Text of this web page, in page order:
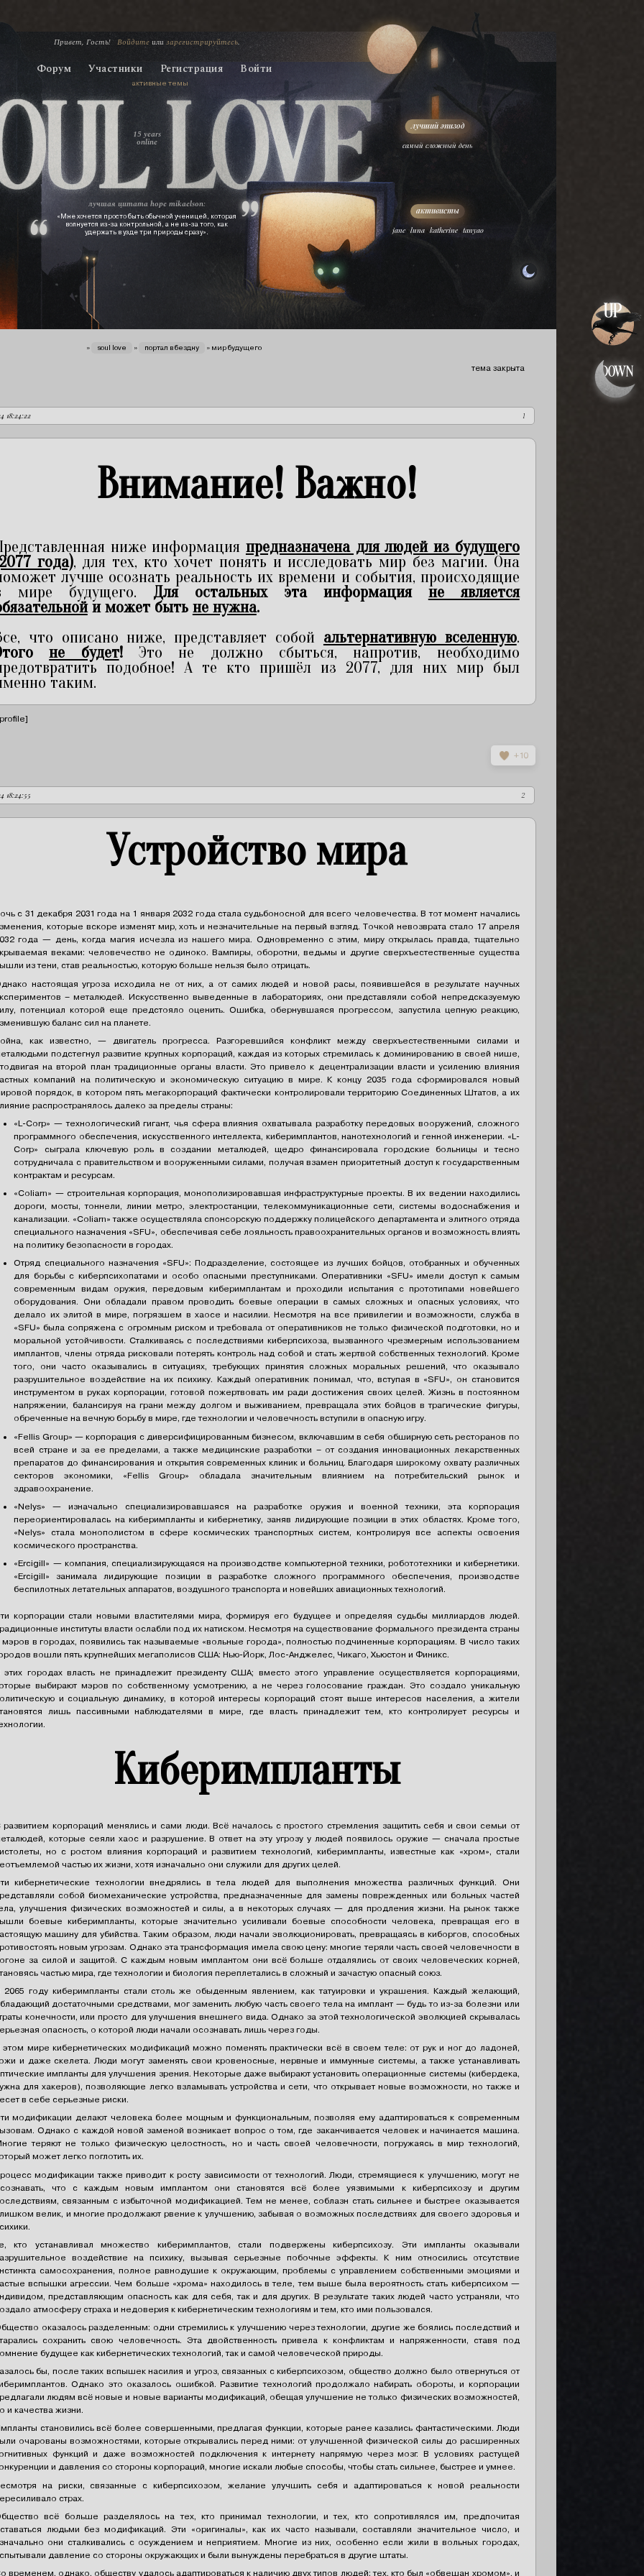
Форум Участники Регистрация Войти
активные темы
лучшая цитатаhope mikaelson:
«Мне хочется просто быть обычной ученицей, которая
волнуется из‑за контрольной, а не из‑за того, как
удержать в узде три природы сразу».
jane , luna,katherine , tanyao
самый сложный день
15 years
online
Привет, Гость! Войдитеилизарегистрируйтесь.
вы здесь
» soul love » портал в бездну » мир будущего
тема закрыта
1
18:24:22
Внимание! Важно!
ниже информация предназначена для людей из будущего
года), для тех, кто хочет понять и исследовать мир без магии. Она
лучше осознать реальность их времени и события, происходящие
мире будущего. Для остальных эта информация не является
и может быть не нужна.
что описано ниже, представляет собой альтернативную вселенную.
не будет!Это не должно сбыться, напротив, необходимо
подобное! А те кто пришёл из 2077, для них мир был
таким.
+10
2
18:24:55
Устройство мира
с 31 декабря 2031 года на 1 января 2032 года стала судьбоносной для всего человечества. В тот момент начались
которые вскоре изменят мир, хоть и незначительные на первый взгляд. Точкой невозврата стало 17 апреля
года — день, когда магия исчезла из нашего мира. Одновременно с этим, миру открылась правда, тщательно
веками: человечество не одиноко. Вампиры, оборотни, ведьмы и другие сверхъестественные существа
из тени, став реальностью, которую больше нельзя было отрицать.
настоящая угроза исходила не от них, а от самих людей и новой расы, появившейся в результате научных
– металюдей. Искусственно выведенные в лабораториях, они представляли собой непредсказуемую
потенциал которой еще предстояло оценить. Ошибка, обернувшаяся прогрессом, запустила цепную реакцию,
баланс сил на планете.
как известно, — двигатель прогресса. Разгоревшийся конфликт между сверхъестественными силами и
подстегнул развитие крупных корпораций, каждая из которых стремилась к доминированию в своей нише,
на второй план традиционные органы власти. Это привело к децентрализации власти и усилению влияния
компаний на политическую и экономическую ситуацию в мире. К концу 2035 года сформировался новый
порядок, в котором пять мегакорпораций фактически контролировали территорию Соединенных Штатов, а их
распространялось далеко за пределы страны:
«L-Corp» — технологический гигант, чья сфера влияния охватывала разработку передовых вооружений, сложного
программного обеспечения, искусственного интеллекта, киберимплантов, нанотехнологий и генной инженерии. «L-
Corp» сыграла ключевую роль в создании металюдей, щедро финансировала городские больницы и тесно
сотрудничала с правительством и вооруженными силами, получая взамен приоритетный доступ к государственным
контрактам и ресурсам.
«Coliarn» — строительная корпорация, монополизировавшая инфраструктурные проекты. В их ведении находились
дороги, мосты, тоннели, линии метро, электростанции, телекоммуникационные сети, системы водоснабжения и
канализации. «Coliarn» также осуществляла спонсорскую поддержку полицейского департамента и элитного отряда
специального назначения «SFU», обеспечивая себе лояльность правоохранительных органов и возможность влиять
на политику безопасности в городах.
Отряд специального назначения «SFU»: Подразделение, состоящее из лучших бойцов, отобранных и обученных
для борьбы с киберпсихопатами и особо опасными преступниками. Оперативники «SFU» имели доступ к самым
современным видам оружия, передовым киберимплантам и проходили испытания с прототипами новейшего
оборудования. Они обладали правом проводить боевые операции в самых сложных и опасных условиях, что
делало их элитой в мире, погрязшем в хаосе и насилии. Несмотря на все привилегии и возможности, служба в
«SFU» была сопряжена с огромным риском и требовала от оперативников не только физической подготовки, но и
моральной устойчивости. Сталкиваясь с последствиями киберпсихоза, вызванного чрезмерным использованием
имплантов, члены отряда рисковали потерять контроль над собой и стать жертвой собственных технологий. Кроме
того, они часто оказывались в ситуациях, требующих принятия сложных моральных решений, что оказывало
разрушительное воздействие на их психику. Каждый оперативник понимал, что, вступая в «SFU», он становится
инструментом в руках корпорации, готовой пожертвовать им ради достижения своих целей. Жизнь в постоянном
напряжении, балансируя на грани между долгом и выживанием, превращала этих бойцов в трагические фигуры,
обреченные на вечную борьбу в мире, где технологии и человечность вступили в опасную игру.
«Fellis Group» — корпорация с диверсифицированным бизнесом, включавшим в себя обширную сеть ресторанов по
всей стране и за ее пределами, а также медицинские разработки – от создания инновационных лекарственных
препаратов до финансирования и открытия современных клиник и больниц. Благодаря широкому охвату различных
секторов экономики, «Fellis Group» обладала значительным влиянием на потребительский рынок и
здравоохранение.
«Nelys» — изначально специализировавшаяся на разработке оружия и военной техники, эта корпорация
переориентировалась на киберимпланты и кибернетику, заняв лидирующие позиции в этих областях. Кроме того,
«Nelys» стала монополистом в сфере космических транспортных систем, контролируя все аспекты освоения
космического пространства.
«Ercigill» — компания, специализирующаяся на производстве компьютерной техники, робототехники и кибернетики.
«Ercigill» занимала лидирующие позиции в разработке сложного программного обеспечения, производстве
беспилотных летательных аппаратов, воздушного транспорта и новейших авиационных технологий.
корпорации стали новыми властителями мира, формируя его будущее и определяя судьбы миллиардов людей.
институты власти ослабли под их натиском. Несмотря на существование формального президента страны
мэров в городах, появились так называемые «вольные города», полностью подчиненные корпорациям. В число таких
вошли пять крупнейших мегаполисов США: Нью-Йорк, Лос-Анджелес, Чикаго, Хьюстон и Финикс.
этих городах власть не принадлежит президенту США; вместо этого управление осуществляется корпорациями,
выбирают мэров по собственному усмотрению, а не через голосование граждан. Это создало уникальную
и социальную динамику, в которой интересы корпораций стоят выше интересов населения, а жители
лишь пассивными наблюдателями в мире, где власть принадлежит тем, кто контролирует ресурсы и
Киберимпланты
развитием корпораций менялись и сами люди. Всё началось с простого стремления защитить себя и свои семьи от
которые сеяли хаос и разрушение. В ответ на эту угрозу у людей появилось оружие — сначала простые
но с ростом влияния корпораций и развитием технологий, киберимпланты, известные как «хром», стали
частью их жизни, хотя изначально они служили для других целей.
кибернетические технологии внедрялись в тела людей для выполнения множества различных функций. Они
собой биомеханические устройства, предназначенные для замены поврежденных или больных частей
улучшения физических возможностей и силы, а в некоторых случаях — для продления жизни. На рынок также
боевые киберимпланты, которые значительно усиливали боевые способности человека, превращая его в
машину для убийства. Таким образом, люди начали эволюционировать, превращаясь в киборгов, способных
новым угрозам. Однако эта трансформация имела свою цену: многие теряли часть своей человечности в
за силой и защитой. С каждым новым имплантом они всё больше отдалялись от своих человеческих корней,
частью мира, где технологии и биология переплетались в сложный и зачастую опасный союз.
2065 году киберимпланты стали столь же обыденным явлением, как татуировки и украшения. Каждый желающий,
достаточными средствами, мог заменить любую часть своего тела на имплант — будь то из-за болезни или
конечности, или просто для улучшения внешнего вида. Однако за этой технологической эволюцией скрывалась
опасность, о которой люди начали осознавать лишь через годы.
этом мире кибернетических модификаций можно поменять практически всё в своем теле: от рук и ног до ладоней,
и даже скелета. Люди могут заменять свои кровеносные, нервные и иммунные системы, а также устанавливать
импланты для улучшения зрения. Некоторые даже выбирают установить операционные системы (кибердека,
для хакеров), позволяющие легко взламывать устройства и сети, что открывает новые возможности, но также и
в себе серьезные риски.
модификации делают человека более мощным и функциональным, позволяя ему адаптироваться к современным
Однако с каждой новой заменой возникает вопрос о том, где заканчивается человек и начинается машина.
теряют не только физическую целостность, но и часть своей человечности, погружаясь в мир технологий,
может легко поглотить их.
модификации также приводит к росту зависимости от технологий. Люди, стремящиеся к улучшению, могут не
что с каждым новым имплантом они становятся всё более уязвимыми к киберпсихозу и другим
связанным с избыточной модификацией. Тем не менее, соблазн стать сильнее и быстрее оказывается
велик, и многие продолжают рвение к улучшению, забывая о возможных последствиях для своего здоровья и
кто устанавливал множество киберимплантов, стали подвержены киберпсихозу. Эти импланты оказывали
воздействие на психику, вызывая серьезные побочные эффекты. К ним относились отсутствие
самосохранения, полное равнодушие к окружающим, проблемы с управлением собственными эмоциями и
вспышки агрессии. Чем больше «хрома» находилось в теле, тем выше была вероятность стать киберпсихом —
представляющим опасность как для себя, так и для других. В результате таких людей часто устраняли, что
атмосферу страха и недоверия к кибернетическим технологиям и тем, кто ими пользовался.
оказалось разделенным: одни стремились к улучшению через технологии, другие же боялись последствий и
сохранить свою человечность. Эта двойственность привела к конфликтам и напряженности, ставя под
будущее как кибернетических технологий, так и самой человеческой природы.
бы, после таких вспышек насилия и угроз, связанных с киберпсихозом, общество должно было отвернуться от
Однако это оказалось ошибкой. Развитие технологий продолжало набирать обороты, и корпорации
людям всё новые и новые варианты модификаций, обещая улучшение не только физических возможностей,
и качества жизни.
становились всё более совершенными, предлагая функции, которые ранее казались фантастическими. Люди
очарованы возможностями, которые открывались перед ними: от улучшенной физической силы до расширенных
функций и даже возможностей подключения к интернету напрямую через мозг. В условиях растущей
и давления со стороны корпораций, многие искали любые способы, чтобы стать сильнее, быстрее и умнее.
на риски, связанные с киберпсихозом, желание улучшить себя и адаптироваться к новой реальности
страх.
всё больше разделялось на тех, кто принимал технологии, и тех, кто сопротивлялся им, предпочитая
людьми без модификаций. Эти «оригиналы», как их часто называли, составляли значительное число, и
они сталкивались с осуждением и неприятием. Многие из них, особенно если жили в вольных городах,
давление со стороны окружающих и были вынуждены перебраться в другие штаты.
временем, однако, обществу удалось адаптироваться к наличию двух типов людей: тех, кто был «обвешан хромом», и